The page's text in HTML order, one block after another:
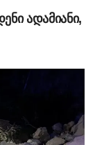
ადამიანი,